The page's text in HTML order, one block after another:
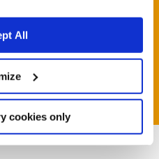
All
cookies only
*